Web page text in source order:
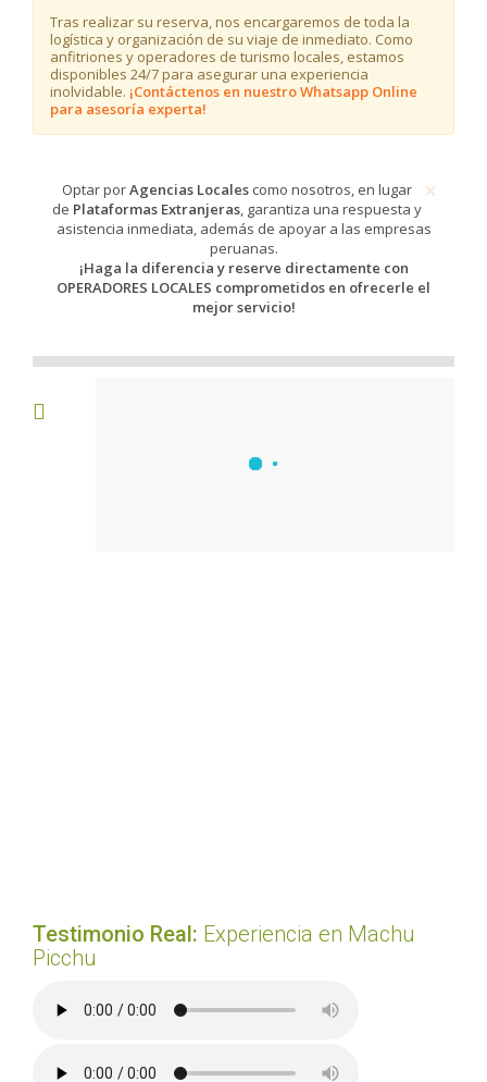
Tras realizar su reserva, nos encargaremos de toda la
logística y organización de su viaje de inmediato. Como
anfitriones y operadores de turismo locales, estamos
disponibles 24/7 para asegurar una experiencia
inolvidable. ¡Contáctenos en nuestro Whatsapp Online
para asesoría experta!
×
​​​Optar porAgencias Locales como nosotros, en lugar
de Plataformas Extranjeras, garantiza una respuesta y
asistencia inmediata, además de apoyar a las empresas
peruanas.
¡Haga la diferencia y reserve directamente con
OPERADORES LOCALES comprometidos en ofrecerle el
mejor servicio!
Testimonio Real: Experiencia en Machu
Picchu